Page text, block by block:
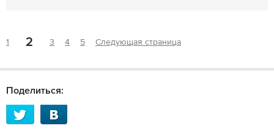
1 2 3 4 5 Следующая страница
Поделиться: